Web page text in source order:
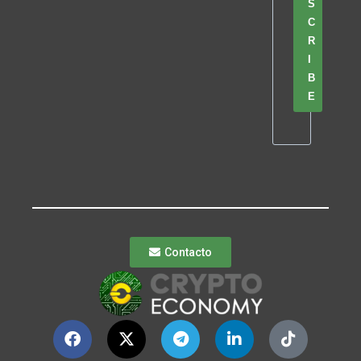
S
C
R
B
E
Contacto